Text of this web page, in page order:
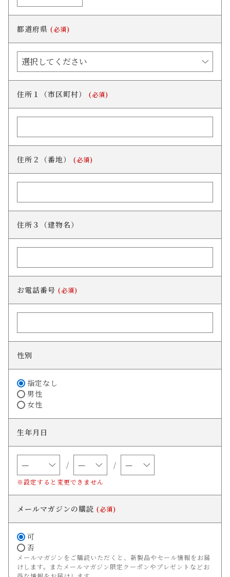
都道府県 (必須)
住所１（市区町村） (必須)
住所２（番地） (必須)
住所３（建物名）
お電話番号 (必須)
性別
指定なし
男性
女性
生年月日
※設定すると変更できません
メールマガジンの購読 (必須)
可
否
メールマガジンをご購読いただくと、新製品やセール情報をお届
けします。またメールマガジン限定クーポンやプレゼントなどお